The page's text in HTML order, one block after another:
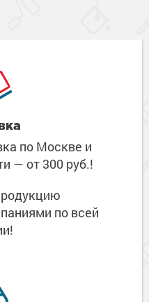
по Москве и
— от 300 руб.!
по всей